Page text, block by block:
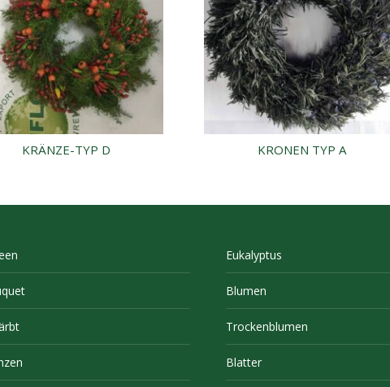
KRÄNZE-TYP D KRONEN TYP A
Eukalyptus
Blumen
Trockenblumen
Blatter